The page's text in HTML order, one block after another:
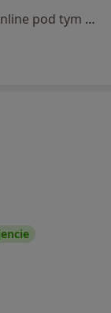
Specjalista nie oferuje umawiania online pod tym adresem.